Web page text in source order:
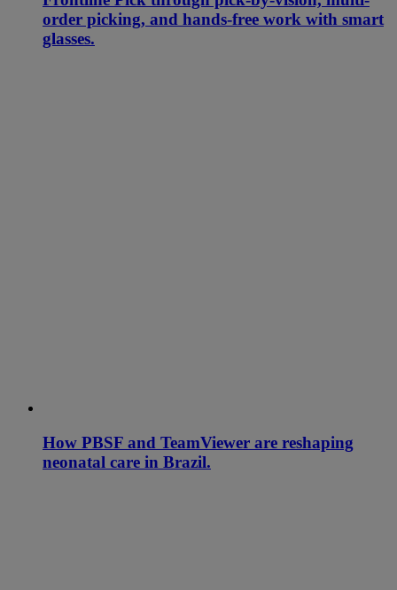
order picking, and hands-free work with smart
glasses.
How PBSF and TeamViewer are reshaping
neonatal care in Brazil.